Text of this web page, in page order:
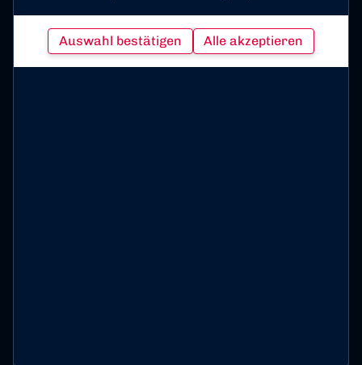
Auswahl bestätigen Alle akzeptieren